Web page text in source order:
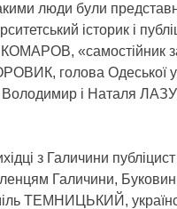
люди були
історик і
КОМАРОВ, «самостійник
голова Одеської
Володимир і Наталя
з Галичини
Галичини,
ТЕМНИЦЬКИЙ,